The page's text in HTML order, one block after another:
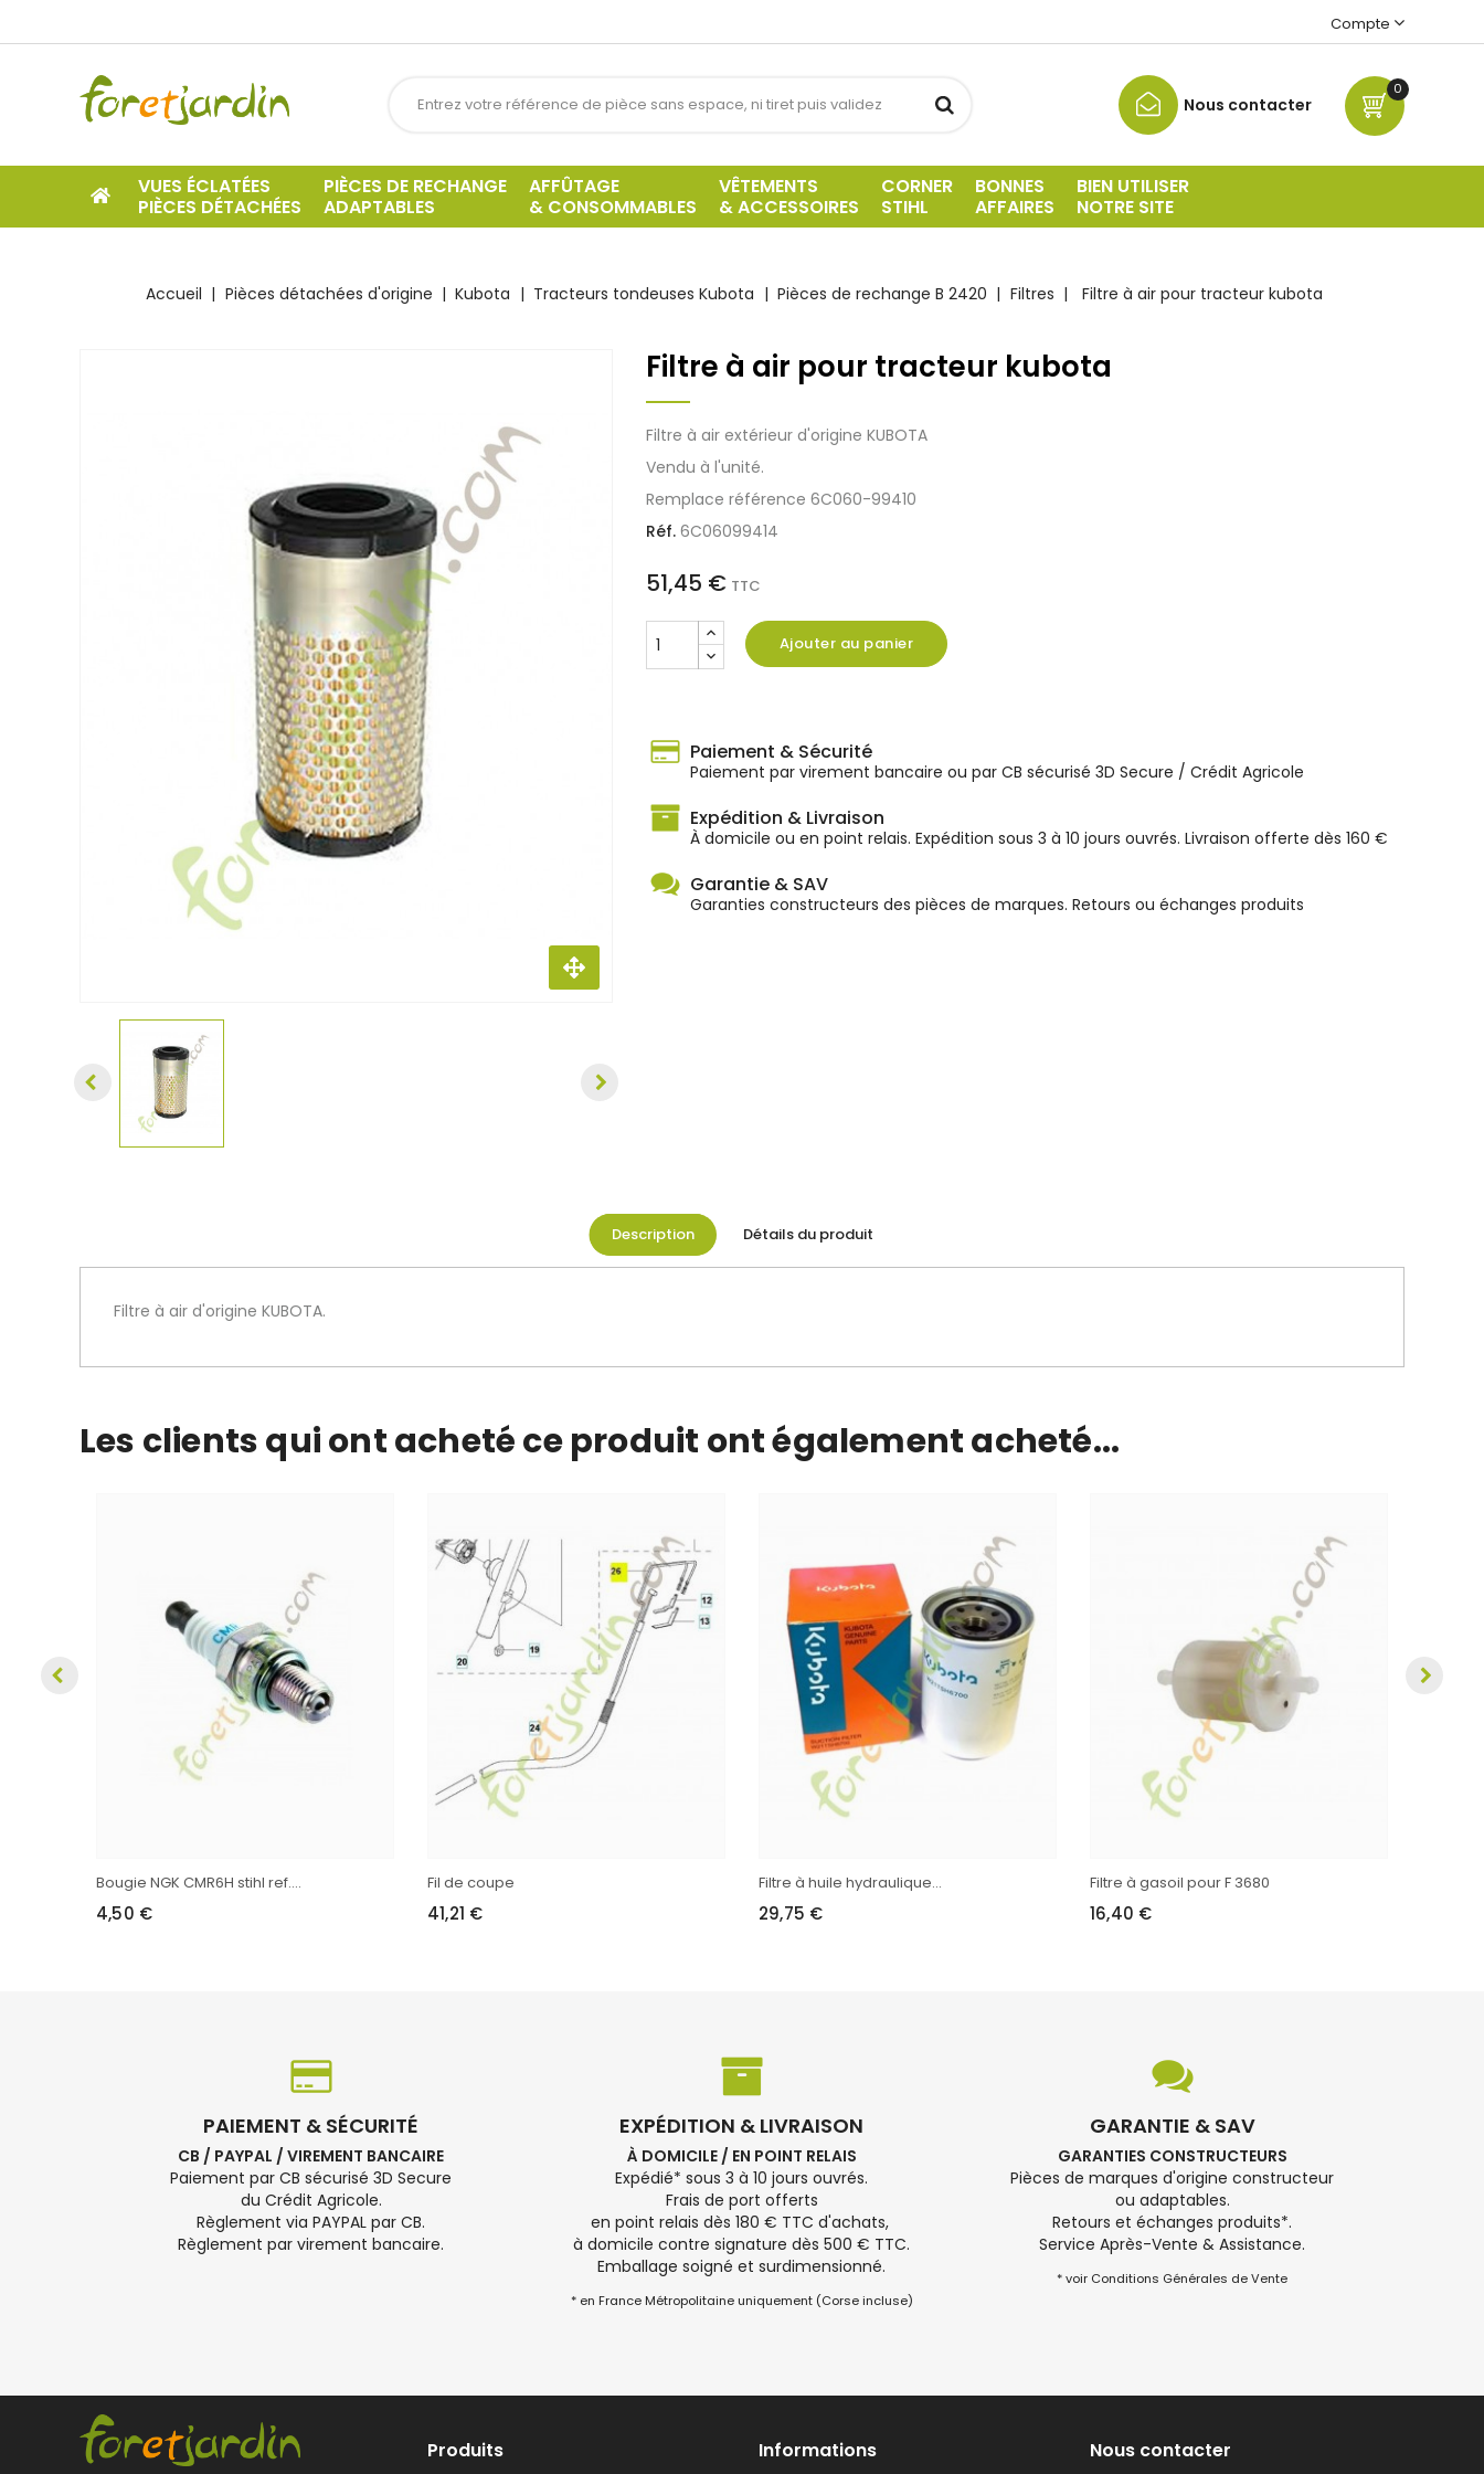
Compte
0
Nous contacter
VUES ÉCLATÉES
PIÈCES DÉTACHÉES
PIÈCES DE RECHANGE
ADAPTABLES
AFFÛTAGE
& CONSOMMABLES
VÊTEMENTS
& ACCESSOIRES
CORNER
STIHL
BONNES
AFFAIRES
BIEN UTILISER
NOTRE SITE
Accueil Pièces détachées d'origine Kubota Tracteurs tondeuses Kubota Pièces de rechange B 2420 Filtres Filtre à air pour tracteur kubota
Filtre à air pour tracteur kubota
Filtre à air extérieur d'origine KUBOTA
Vendu à l'unité.
Remplace référence 6C060-99410
Réf. 6C06099414
51,45 € TTC
Ajouter au panier
Paiement & Sécurité
Paiement par virement bancaire ou par CB sécurisé 3D Secure / Crédit Agricole
Expédition & Livraison
À domicile ou en point relais. Expédition sous 3 à 10 jours ouvrés. Livraison offerte dès 160 €
Garantie & SAV
Garanties constructeurs des pièces de marques. Retours ou échanges produits
Description Détails du produit
Filtre à air d'origine KUBOTA.
Les clients qui ont acheté ce produit ont également acheté...
Bougie NGK CMR6H stihl ref....
4,50 €
Fil de coupe
41,21 €
Filtre à huile hydraulique...
29,75 €
Filtre à gasoil pour F 3680
16,40 €
PAIEMENT & SÉCURITÉ
CB / PAYPAL / VIREMENT BANCAIRE
Paiement par CB sécurisé 3D Secure
du Crédit Agricole.
Règlement via PAYPAL par CB.
Règlement par virement bancaire.
EXPÉDITION & LIVRAISON
À DOMICILE / EN POINT RELAIS
Expédié* sous 3 à 10 jours ouvrés.
Frais de port offerts
en point relais dès 180 € TTC d'achats,
à domicile contre signature dès 500 € TTC.
Emballage soigné et surdimensionné.
* en France Métropolitaine uniquement (Corse incluse)
GARANTIE & SAV
GARANTIES CONSTRUCTEURS
Pièces de marques d'origine constructeur
ou adaptables.
Retours et échanges produits*.
Service Après-Vente & Assistance.
* voir Conditions Générales de Vente
Produits Informations Nous contacter